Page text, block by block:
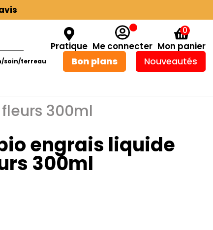
Pratique Me connecter
0
Mon panier
soin/terreau Bon plans Nouveautés
300ml
engrais liquide
300ml